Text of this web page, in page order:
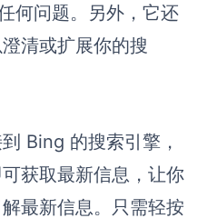
何问题。另外，它还
清或扩展你的搜
Bing 的搜索引擎，
获取最新信息，让你
最新信息。只需轻按